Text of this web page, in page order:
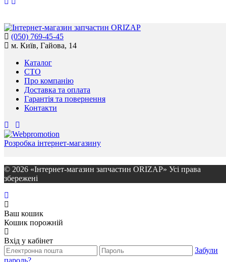
(050) 769-45-45
м. Київ, Гайова, 14
Каталог
СТО
Про компанію
Доставка та оплата
Гарантія та повернення
Контакти
Розробка інтернет-магазину
© 2026 «Інтернет-магазин запчастин ORIZAP» Усі права
збережені
Ваш кошик
Кошик порожній
Вхід у кабінет
Забули
пароль?